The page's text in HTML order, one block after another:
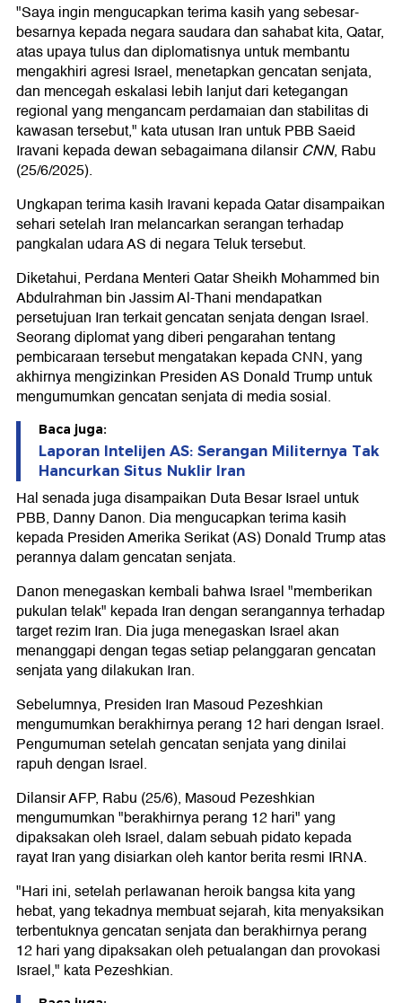
"Saya ingin mengucapkan terima kasih yang sebesar-
besarnya kepada negara saudara dan sahabat kita, Qatar,
atas upaya tulus dan diplomatisnya untuk membantu
mengakhiri agresi Israel, menetapkan gencatan senjata,
dan mencegah eskalasi lebih lanjut dari ketegangan
regional yang mengancam perdamaian dan stabilitas di
kawasan tersebut," kata utusan Iran untuk PBB Saeid
Iravani kepada dewan sebagaimana dilansirCNN, Rabu
(25/6/2025).
Ungkapan terima kasih Iravani kepada Qatar disampaikan
sehari setelah Iran melancarkan serangan terhadap
pangkalan udara AS di negara Teluk tersebut.
Diketahui, Perdana Menteri Qatar Sheikh Mohammed bin
Abdulrahman bin Jassim Al-Thani mendapatkan
persetujuan Iran terkait gencatan senjata dengan Israel.
Seorang diplomat yang diberi pengarahan tentang
pembicaraan tersebut mengatakan kepada CNN, yang
akhirnya mengizinkan Presiden AS Donald Trump untuk
mengumumkan gencatan senjata di media sosial.
Baca juga:
Laporan Intelijen AS: Serangan Militernya Tak
Hancurkan Situs Nuklir Iran
Hal senada juga disampaikan Duta Besar Israel untuk
PBB, Danny Danon. Dia mengucapkan terima kasih
kepada Presiden Amerika Serikat (AS) Donald Trump atas
perannya dalam gencatan senjata.
Danon menegaskan kembali bahwa Israel "memberikan
pukulan telak" kepada Iran dengan serangannya terhadap
target rezim Iran. Dia juga menegaskan Israel akan
menanggapi dengan tegas setiap pelanggaran gencatan
senjata yang dilakukan Iran.
Sebelumnya, Presiden Iran Masoud Pezeshkian
mengumumkan berakhirnya perang 12 hari dengan Israel.
Pengumuman setelah gencatan senjata yang dinilai
rapuh dengan Israel.
Dilansir AFP, Rabu (25/6), Masoud Pezeshkian
mengumumkan "berakhirnya perang 12 hari" yang
dipaksakan oleh Israel, dalam sebuah pidato kepada
rayat Iran yang disiarkan oleh kantor berita resmi IRNA.
"Hari ini, setelah perlawanan heroik bangsa kita yang
hebat, yang tekadnya membuat sejarah, kita menyaksikan
terbentuknya gencatan senjata dan berakhirnya perang
12 hari yang dipaksakan oleh petualangan dan provokasi
Israel," kata Pezeshkian.